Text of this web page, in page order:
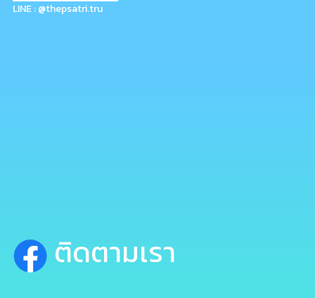
LINE : @thepsatri.tru
ติดตามเรา